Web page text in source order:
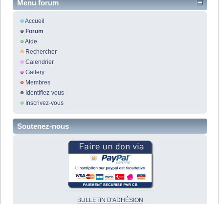
Menu forum
Accueil
Forum
Aide
Rechercher
Calendrier
Gallery
Membres
Identifiez-vous
Inscrivez-vous
Soutenez-nous
BULLETIN D'ADHÉSION